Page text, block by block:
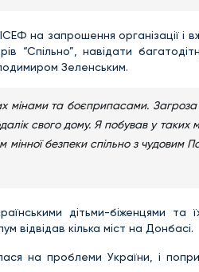
на запрошення організації і
“Спільно”, навідати
Зеленським.
мінами та боєприпасами.
свого дому. Я побував у таких
мінної безпеки спільно з чудовим
дітьми-біженцями та
відвідав кілька міст на Донбасі.
на проблеми України, і